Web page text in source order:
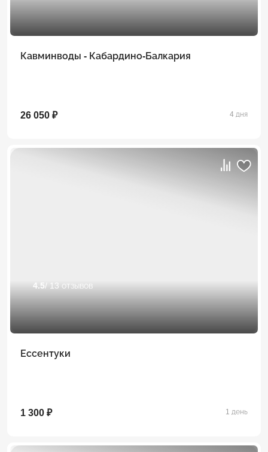
Кавминводы - Кабардино-Балкария
26 050 ₽ 4 дня
4.5/ 13 отзывов
Ессентуки
1 300 ₽ 1 день